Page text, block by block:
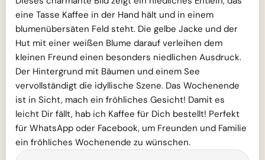
eine Tasse Kaffee in der Hand hält und in einem
blumenübersäten Feld steht. Die gelbe Jacke und der
Hut mit einer weißen Blume darauf verleihen dem
kleinen Freund einen besonders niedlichen Ausdruck.
Der Hintergrund mit Bäumen und einem See
vervollständigt die idyllische Szene. Das Wochenende
ist in Sicht, mach ein fröhliches Gesicht! Damit es
leicht Dir fällt, hab ich Kaffee für Dich bestellt! Perfekt
für WhatsApp oder Facebook, um Freunden und Familie
ein fröhliches Wochenende zu wünschen.